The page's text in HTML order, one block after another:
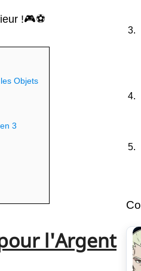
!🎮⚽
Objets
3
l'Argent